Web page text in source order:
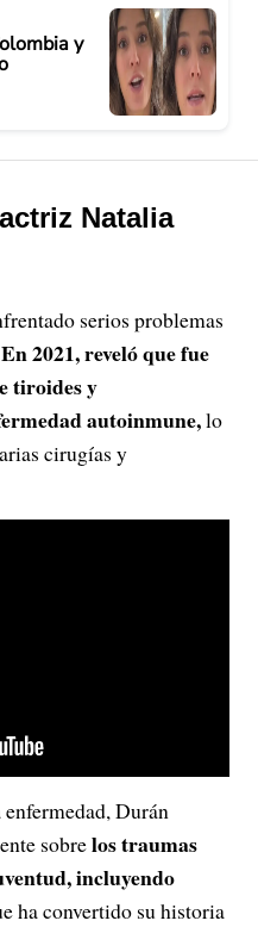
y
Natalia
serios problemas
En 2021, reveló que fue
tiroides y
autoinmune,lo
cirugías y
Durán
sobrelos traumas
incluyendo
ha convertido su historia